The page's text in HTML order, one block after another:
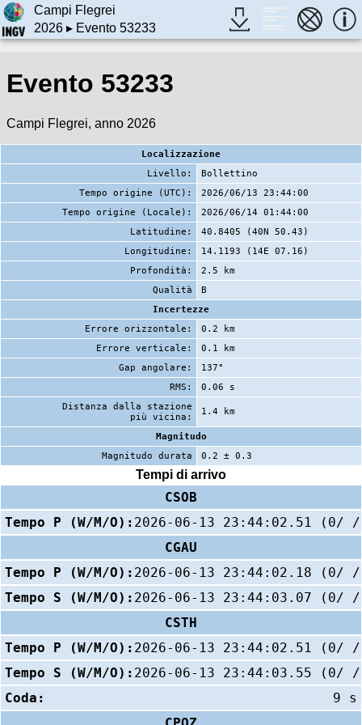
Campi Flegrei
2026▸ Evento 53233
Evento 53233
Campi Flegrei, anno 2026
Localizzazione
Livello:
Bollettino
Tempo origine (UTC):
2026/06/13 23:44:00
Tempo origine (Locale):
2026/06/14 01:44:00
Latitudine:
40.8405 (40N 50.43)
Longitudine:
14.1193 (14E 07.16)
Profondità:
2.5 km
Qualità
B
Incertezze
Errore orizzontale:
0.2 km
Errore verticale:
0.1 km
Gap angolare:
137°
RMS:
0.06 s
Distanza dalla stazione
più vicina:
1.4 km
Magnitudo
Magnitudo durata
0.2 ± 0.3
Tempi di arrivo
CSOB
Tempo P (W/M/O): 2026-06-13 23:44:02.51 (0/
CGAU
Tempo P (W/M/O): 2026-06-13 23:44:02.18 (0/
Tempo S (W/M/O): 2026-06-13 23:44:03.07 (0/
CSTH
Tempo P (W/M/O): 2026-06-13 23:44:02.51 (0/
Tempo S (W/M/O): 2026-06-13 23:44:03.55 (0/
Coda:
9 s